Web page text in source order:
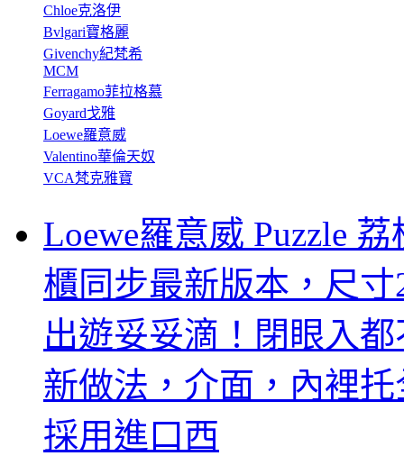
Chloe克洛伊
Bvlgari寶格麗
Givenchy紀梵希
MCM
Ferragamo菲拉格慕
Goyard戈雅
Loewe羅意威
Valentino華倫天奴
VCA梵克雅寶
Loewe羅意威 Puzzle
櫃同步最新版本，尺
出遊妥妥滴！閉眼入
新做法，介面，內裡
採用進口西